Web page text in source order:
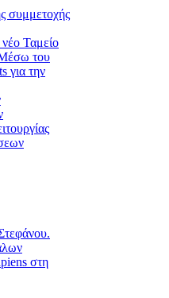
συμμετοχής
Ταμείο
του
για την
στη